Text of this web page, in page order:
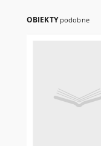
OBIEKTY podobne